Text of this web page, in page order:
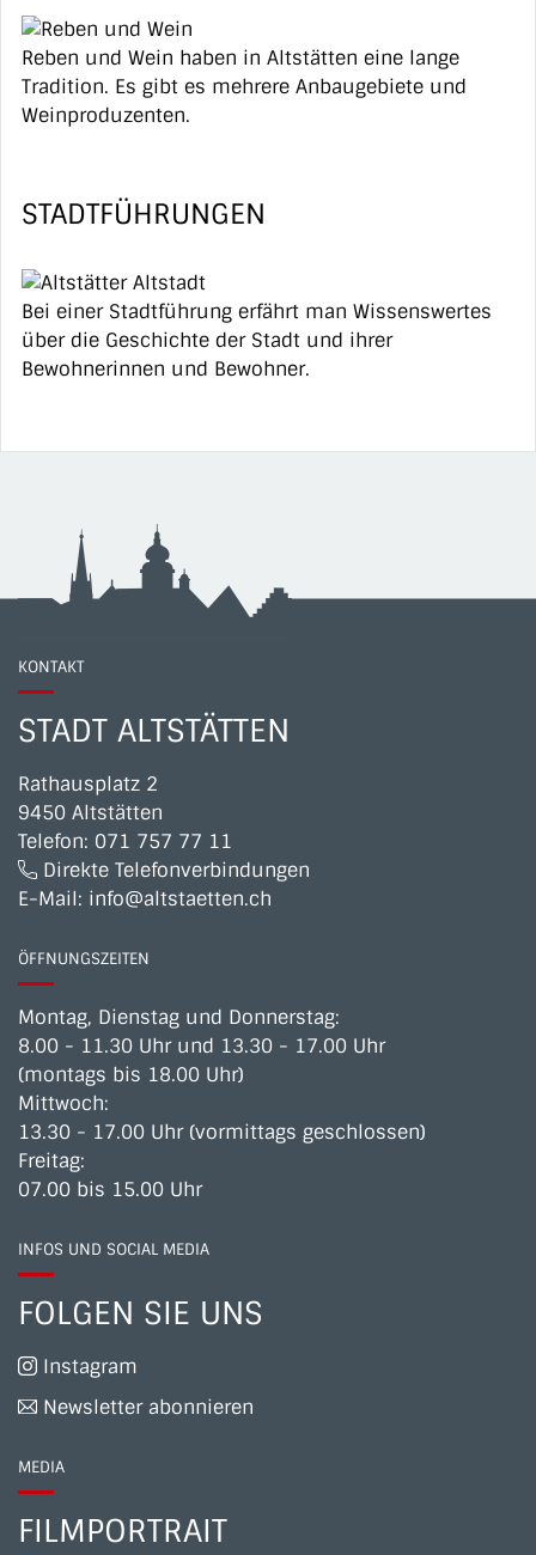
Reben und Wein haben in Altstätten eine lange
Tradition. Es gibt es mehrere Anbaugebiete und
Weinproduzenten.
STADTFÜHRUNGEN
Bei einer Stadtführung erfährt man Wissenswertes
über die Geschichte der Stadt und ihrer
Bewohnerinnen und Bewohner.
KONTAKT
STADT ALTSTÄTTEN
Rathausplatz 2
9450 Altstätten
Telefon: 071 757 77 11
Direkte Telefonverbindungen
E-Mail: info@altstaetten.ch
ÖFFNUNGSZEITEN
Montag, Dienstag und Donnerstag:
8.00 - 11.30 Uhr und 13.30 - 17.00 Uhr
(montags bis 18.00 Uhr)
Mittwoch:
13.30 - 17.00 Uhr (vormittags geschlossen)
Freitag:
07.00 bis 15.00 Uhr
INFOS UND SOCIAL MEDIA
FOLGEN SIE UNS
Instagram
Newsletter abonnieren
MEDIA
FILMPORTRAIT